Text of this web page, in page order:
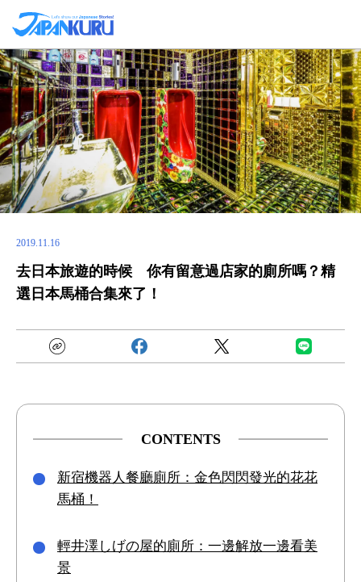
2019.11.16
去日本旅遊的時候 你有留意過店家的廁所嗎？精
選日本馬桶合集來了！
CONTENTS
新宿機器人餐廳廁所：金色閃閃發光的花花
馬桶！
輕井澤しげの屋的廁所：一邊解放一邊看美
景